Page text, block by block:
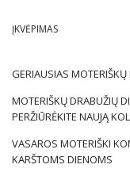
ĮKVĖPIMAS
GERIAUSIAS
MOTERIŠKŲ DRABUŽIŲ
PERŽIŪRĖKITE NAUJĄ
VASAROS MOTERIŠKI
KARŠTOMS DIENOMS